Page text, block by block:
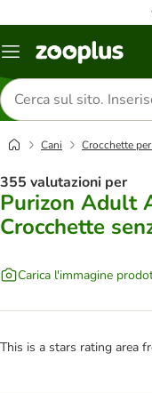
Overview
Cerca
prodotti
Cani Crocchette
355 valutazioni per
Purizon Adult
Crocchette
Carica l'immagine
This is a stars rating area